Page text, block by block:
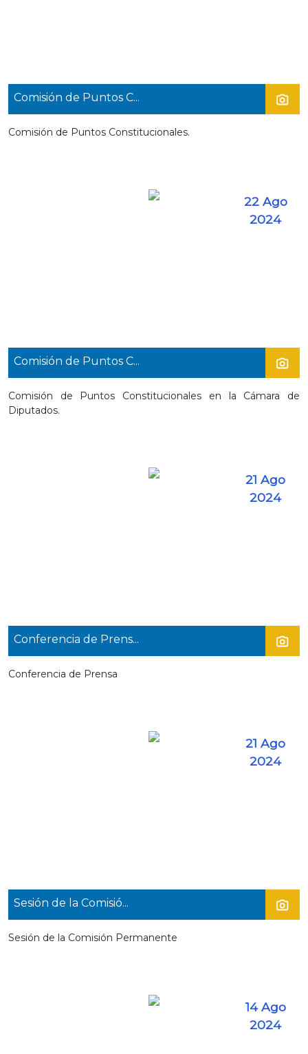
Comisión de Puntos C...
Comisión de Puntos Constitucionales.
22 Ago
2024
Comisión de Puntos C...
Comisión de Puntos Constitucionales en la Cámara de
Diputados.
21 Ago
2024
Conferencia de Prens...
Conferencia de Prensa
21 Ago
2024
Sesión de la Comisió...
Sesión de la Comisión Permanente
14 Ago
2024